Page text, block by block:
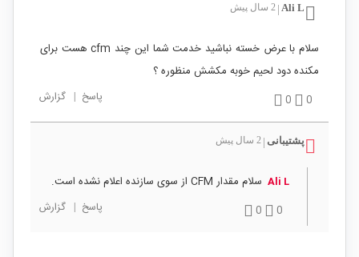
Ali L
| 2 سال پیش
سلام با عرض خسته نباشید خدمت شما این چند cfm هست برای
مکنده دود لحیم خوبه مکشش منظوره ؟
0
0 پاسخ | گزارش
پشتیبانی | 2 سال پیش
Ali L سلام مقدار CFM از سوی سازنده اعلام نشده است.
0
0 پاسخ | گزارش